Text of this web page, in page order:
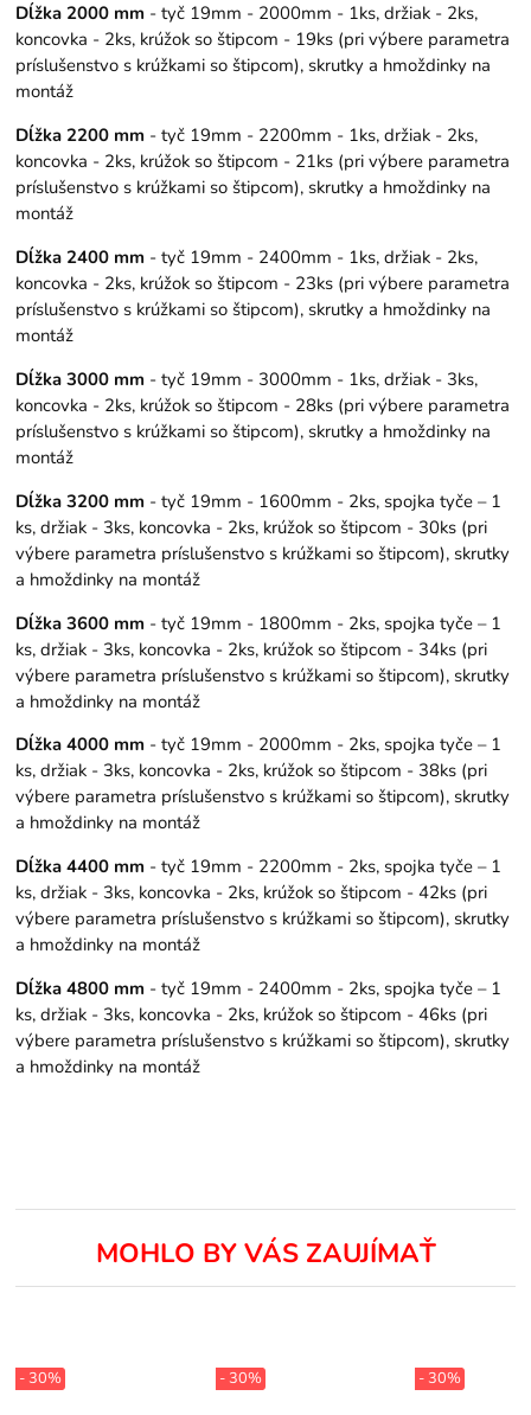
Dĺžka 2000 mm - tyč 19mm - 2000mm - 1ks, držiak - 2ks,
koncovka - 2ks, krúžok so štipcom - 19ks (pri výbere parametra
príslušenstvo s krúžkami so štipcom), skrutky a hmoždinky na
montáž
Dĺžka 2200 mm - tyč 19mm - 2200mm - 1ks, držiak - 2ks,
koncovka - 2ks, krúžok so štipcom - 21ks (pri výbere parametra
príslušenstvo s krúžkami so štipcom), skrutky a hmoždinky na
montáž
Dĺžka 2400 mm - tyč 19mm - 2400mm - 1ks, držiak - 2ks,
koncovka - 2ks, krúžok so štipcom - 23ks (pri výbere parametra
príslušenstvo s krúžkami so štipcom), skrutky a hmoždinky na
montáž
Dĺžka 3000 mm - tyč 19mm - 3000mm - 1ks, držiak - 3ks,
koncovka - 2ks, krúžok so štipcom - 28ks (pri výbere parametra
príslušenstvo s krúžkami so štipcom), skrutky a hmoždinky na
montáž
Dĺžka 3200 mm - tyč 19mm - 1600mm - 2ks, spojka tyče – 1
ks, držiak - 3ks, koncovka - 2ks, krúžok so štipcom - 30ks (pri
výbere parametra príslušenstvo s krúžkami so štipcom), skrutky
a hmoždinky na montáž
Dĺžka 3600 mm - tyč 19mm - 1800mm - 2ks, spojka tyče – 1
ks, držiak - 3ks, koncovka - 2ks, krúžok so štipcom - 34ks (pri
výbere parametra príslušenstvo s krúžkami so štipcom), skrutky
a hmoždinky na montáž
Dĺžka 4000 mm - tyč 19mm - 2000mm - 2ks, spojka tyče – 1
ks, držiak - 3ks, koncovka - 2ks, krúžok so štipcom - 38ks (pri
výbere parametra príslušenstvo s krúžkami so štipcom), skrutky
a hmoždinky na montáž
Dĺžka 4400 mm - tyč 19mm - 2200mm - 2ks, spojka tyče – 1
ks, držiak - 3ks, koncovka - 2ks, krúžok so štipcom - 42ks (pri
výbere parametra príslušenstvo s krúžkami so štipcom), skrutky
a hmoždinky na montáž
Dĺžka 4800 mm - tyč 19mm - 2400mm - 2ks, spojka tyče – 1
ks, držiak - 3ks, koncovka - 2ks, krúžok so štipcom - 46ks (pri
výbere parametra príslušenstvo s krúžkami so štipcom), skrutky
a hmoždinky na montáž
MOHLO BY VÁS ZAUJÍMAŤ
- 30% - 30% - 30%